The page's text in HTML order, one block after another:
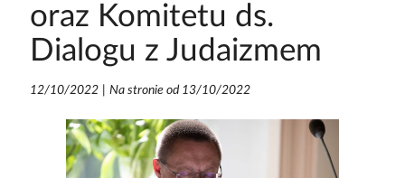
oraz Komitetu ds.
Dialogu z Judaizmem
12/10/2022| Na stronie od 13/10/2022